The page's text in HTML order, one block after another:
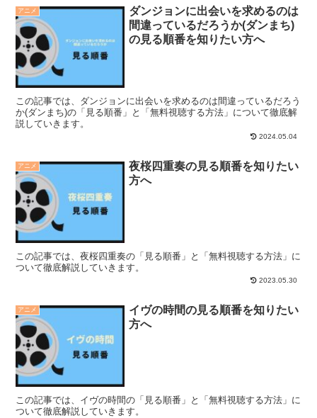
アニメ
ダンジョンに出会いを求めるのは
間違っているだろうか(ダンまち)
の見る順番を知りたい方へ
この記事では、ダンジョンに出会いを求めるのは間違っているだろう
か(ダンまち)の「見る順番」と「無料視聴する方法」について徹底解
説していきます。
2024.05.04
アニメ
夜桜四重奏の見る順番を知りたい
方へ
この記事では、夜桜四重奏の「見る順番」と「無料視聴する方法」に
ついて徹底解説していきます。
2023.05.30
アニメ
イヴの時間の見る順番を知りたい
方へ
この記事では、イヴの時間の「見る順番」と「無料視聴する方法」に
ついて徹底解説していきます。